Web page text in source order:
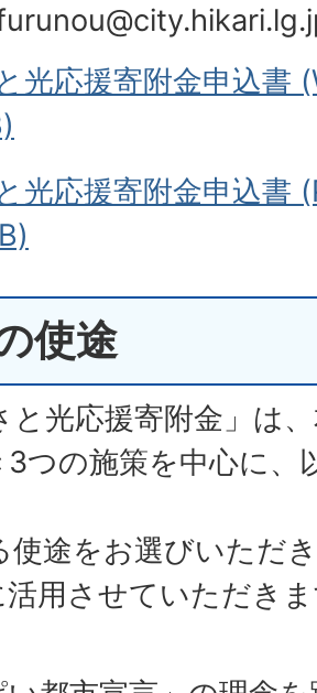
光応援寄附金申込書
光応援寄附金申込書
使途
と光応援寄附金 」は
つの施策を中心に、
途をお選びいただ
用させていただき